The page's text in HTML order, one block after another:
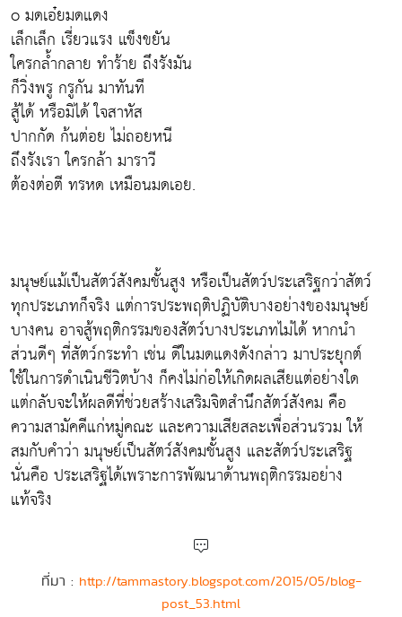
o มดเอ๋ยมดแดง
เล็กเล็ก เรี่ยวแรง แข็งขยัน
ใครกล้ำกลาย ทำร้าย ถึงรังมัน
ก็วิ่งพรู กรูกัน มาทันที
สู้ได้ หรือมิได้ ใจสาหัส
ปากกัด ก้นต่อย ไม่ถอยหนี
ถึงรังเรา ใครกล้า มาราวี
ต้องต่อตี ทรหด เหมือนมดเอย.
มนุษย์แม้เป็นสัตว์สังคมชั้นสูง หรือเป็นสัตว์ประเสริฐกว่าสัตว์
ทุกประเภทก็จริง แต่การประพฤติปฏิบัติบางอย่างของมนุษย์
บางคน อาจสู้พฤติกรรมของสัตว์บางประเภทไม่ได้ หากนำ
ส่วนดีๆ ที่สัตว์กระทำ เช่น ดีในมดแดงดังกล่าว มาประยุกต์
ใช้ในการดำเนินชีวิตบ้าง ก็คงไม่ก่อให้เกิดผลเสียแต่อย่างใด
แต่กลับจะให้ผลดีที่ช่วยสร้างเสริมจิตสำนึกสัตว์สังคม คือ
ความสามัคคีแก่หมู่คณะ และความเสียสละเพื่อส่วนรวม ให้
สมกับคำว่า มนุษย์เป็นสัตว์สังคมชั้นสูง และสัตว์ประเสริฐ
นั่นคือ ประเสริฐได้เพราะการพัฒนาด้านพฤติกรรมอย่าง
แท้จริง
ที่มา : http://tammastory.blogspot.com/2015/05/blog-
post_53.html